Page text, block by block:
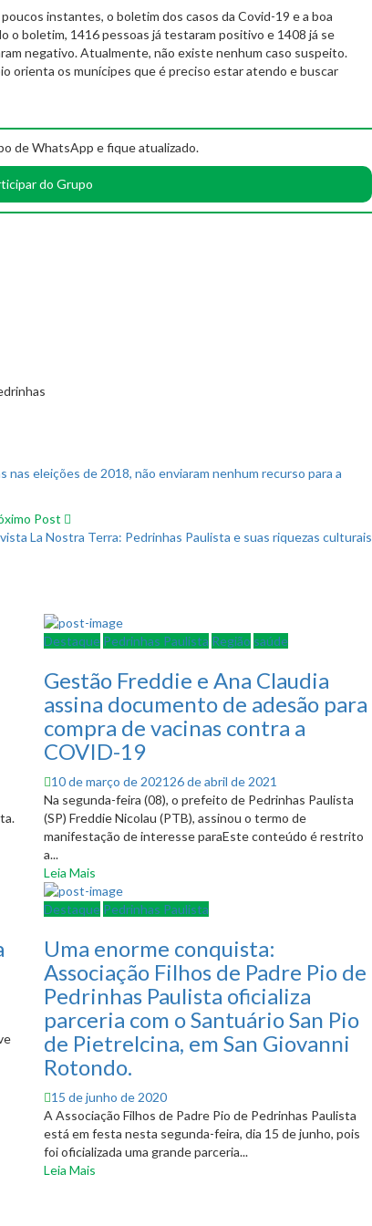
instantes, o boletim dos casos da Covid-19 e a boa
o boletim, 1416 pessoas já testaram positivo e 1408 já se
negativo. Atualmente, não existe nenhum caso suspeito.
orienta os munícipes que é preciso estar atendo e buscar
de WhatsApp e fique atualizado.
do Grupo
eleições de 2018, não enviaram nenhum recurso para a
Post
La Nostra Terra: Pedrinhas Paulista e suas riquezas culturais
Destaque Pedrinhas Paulista Região saúde
Gestão Freddie e Ana Claudia
assina documento de adesão para
compra de vacinas contra a
COVID-19
Posted
on
10 de março de 2021 26 de abril de 2021
Na segunda-feira (08), o prefeito de Pedrinhas Paulista
(SP) Freddie Nicolau (PTB), assinou o termo de
manifestação de interesse paraEste conteúdo é restrito
a...
Leia Mais
Destaque Pedrinhas Paulista
Uma enorme conquista:
Associação Filhos de Padre Pio de
Pedrinhas Paulista oficializa
parceria com o Santuário San Pio
de Pietrelcina, em San Giovanni
Rotondo.
Posted
on
15 de junho de 2020
A Associação Filhos de Padre Pio de Pedrinhas Paulista
está em festa nesta segunda-feira, dia 15 de junho, pois
foi oficializada uma grande parceria...
Leia Mais